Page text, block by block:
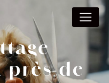
près de